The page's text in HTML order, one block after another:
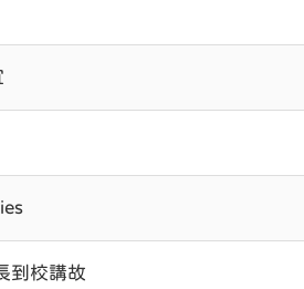
到校講故